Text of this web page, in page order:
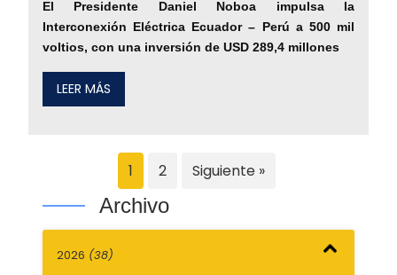
El Presidente Daniel Noboa impulsa la
Interconexión Eléctrica Ecuador – Perú a 500 mil
voltios, con una inversión de USD 289,4 millones
LEER MÁS
1 2 Siguiente »
Archivo
2026 (38)